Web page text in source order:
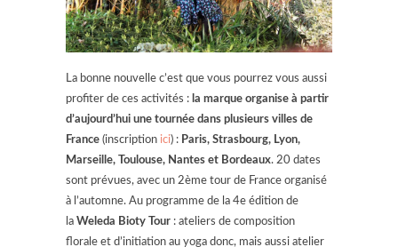
La bonne nouvelle c’est que vous pourrez vous aussi
profiter de ces activités : la marque organise à partir
d’aujourd’hui une tournée dans plusieurs villes de
France (inscription ici) : Paris, Strasbourg, Lyon,
Marseille, Toulouse, Nantes et Bordeaux. 20 dates
sont prévues, avec un 2ème tour de France organisé
à l’automne. Au programme de la 4e édition de
la Weleda Bioty Tour : ateliers de composition
florale et d’initiation au yoga donc, mais aussi atelier